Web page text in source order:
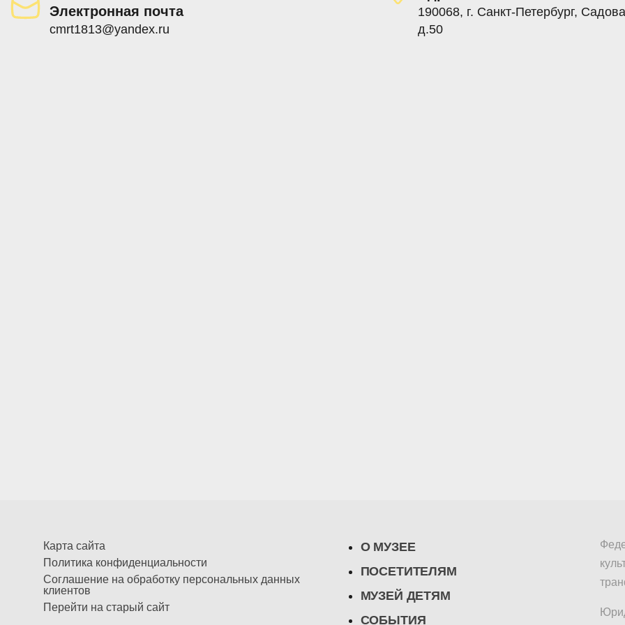
Электронная почта
cmrt1813@yandex.ru
190068, г. Санкт-Петербург,
д.50
Карта сайта
Политика конфиденциальности
Соглашение на обработку персональных данных
клиентов
Перейти на старый сайт
О МУЗЕЕ
ПОСЕТИТЕЛЯМ
МУЗЕЙ ДЕТЯМ
СОБЫТИЯ